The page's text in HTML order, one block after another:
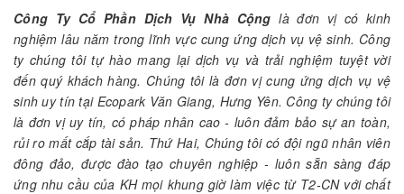
Công Ty Cổ Phần Dịch Vụ Nhà Cộnglà đơn vị có kinh
nghiệm lâu năm trong lĩnh vực cung ứng dịch vụ vệ sinh. Công
ty chúng tôi tự hào mang lại dịch vụ và trải nghiệm tuyệt vời
đến quý khách hàng. Chúng tôi là đơn vị cung ứng dịch vụ vệ
sinh uy tín tại Ecopark Văn Giang, Hưng Yên. Công ty chúng tôi
là đơn vị uy tín, có pháp nhân cao - luôn đảm bảo sự an toàn,
rủi ro mất cắp tài sản. Thứ Hai, Chúng tôi có đội ngũ nhân viên
đông đảo, được đào tạo chuyên nghiệp - luôn sẵn sàng đáp
ứng nhu cầu của KH mọi khung giờ làm việc từ T2-CN với chất